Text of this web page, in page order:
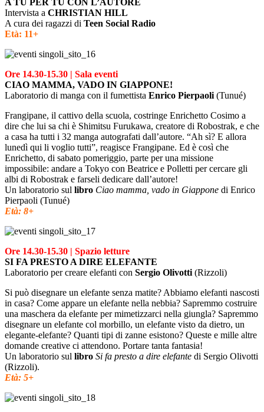
A TU PER TU CON L’AUTORE
Intervista a CHRISTIAN HILL
A cura dei ragazzi di Teen Social Radio
Età: 11+
Ore 14.30-15.30 | Sala eventi
CIAO MAMMA, VADO IN GIAPPONE!
Laboratorio di manga con il fumettista Enrico Pierpaoli(Tunué)
Frangipane, il cattivo della scuola, costringe Enrichetto Cosimo a
dire che lui sa chi è Shimitsu Furukawa, creatore di Robostrak, e che
a casa ha tutti i 32 manga autografati dall’autore. “Ah sì? E allora
lunedì qui li voglio tutti”, reagisce Frangipane. Ed è così che
Enrichetto, di sabato pomeriggio, parte per una missione
impossibile: andare a Tokyo con Beatrice e Polletti per cercare gli
albi di Robostrak e farseli dedicare dall’autore!
Un laboratorio sul libro Ciao mamma, vado in Giappone di Enrico
Pierpaoli (Tunué)
Età: 8+
Ore 14.30-15.30 | Spazio letture
SI FA PRESTO A DIRE ELEFANTE
Laboratorio per creare elefanti con Sergio Olivotti(Rizzoli)
Si può disegnare un elefante senza matite? Abbiamo elefanti nascosti
in casa? Come appare un elefante nella nebbia? Sapremmo costruire
una maschera da elefante per mimetizzarci nella giungla? Sapremmo
disegnare un elefante col morbillo, un elefante visto da dietro, un
elegante-elefante? Quanti tipi di zanne esistono? Queste e mille altre
domande creative ci attendono. Portare tanta fantasia!
Un laboratorio sul libro Si fa presto a dire elefante di Sergio Olivotti
(Rizzoli).
Età: 5+